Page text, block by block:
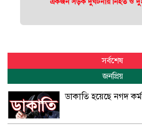
সর্বশেষ
জনপ্রিয়
ডাকাতি হয়েছে নগদ